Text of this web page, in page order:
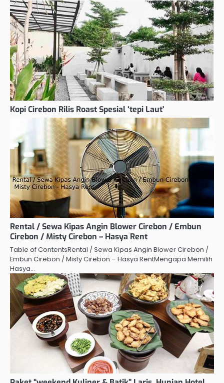
Kopi Cirebon Rilis Roast Spesial ‘tepi Laut’
Rental / Sewa Kipas Angin Blower Cirebon / Embun
Cirebon / Misty Cirebon – Hasya Rent
Table of ContentsRental / Sewa Kipas Angin Blower Cirebon /
Embun Cirebon / Misty Cirebon – Hasya RentMengapa Memilih
Hasya…